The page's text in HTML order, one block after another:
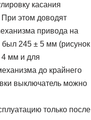
касания
При этом доводят
привода на
245 ± 5 мм (рисунок
4 мм и для
до крайнего
выключатель можно
только после